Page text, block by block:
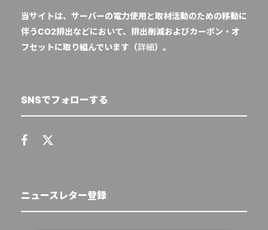
当サイトは、サーバーの電力使用と取材活動のための移動に
伴うCO2排出などにおいて、排出削減およびカーボン・オ
フセットに取り組んでいます（詳細）。
SNSでフォローする
ニュースレター登録